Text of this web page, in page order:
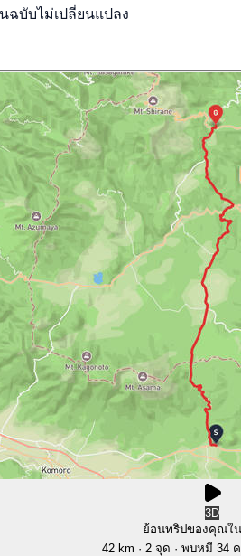
บับไม่เปลี่ยนแปลง
3D
ย้อนทริปของคุณใ
42 km · 2 จุด · พบหมี 34